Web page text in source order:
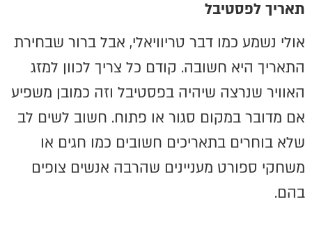
תאריך לפסטיבל
אולי נשמע כמו דבר טריוויאלי, אבל ברור שבחירת
התאריך היא חשובה. קודם כל צריך לכוון למזג
האוויר שנרצה שיהיה בפסטיבל וזה כמובן משפיע
אם מדובר במקום סגור או פתוח. חשוב לשים לב
שלא בוחרים בתאריכים חשובים כמו חגים או
משחקי ספורט מעניינים שהרבה אנשים צופים
בהם.